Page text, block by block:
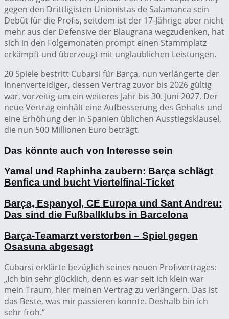
gegen den Drittligisten Unionistas de Salamanca sein
Debüt für die Profis, seitdem ist der 17-Jährige aber nicht
mehr aus der Defensive der Blaugrana wegzudenken, hat
sich in den Folgemonaten prompt einen Stammplatz
erkämpft und überzeugt mit unglaublichen Leistungen.
20 Spiele bestritt Cubarsi für Barça, nun verlängerte der
Innenverteidiger, dessen Vertrag zuvor bis 2026 gültig
war, vorzeitig um ein weiteres Jahr bis 30. Juni 2027. Der
neue Vertrag einhält eine Aufbesserung des Gehalts und
eine Erhöhung der in Spanien üblichen Ausstiegsklausel,
die nun 500 Millionen Euro beträgt.
Das könnte auch von Interesse sein
Yamal und Raphinha zaubern: Barça schlägt
Benfica und bucht Viertelfinal-Ticket
Barça, Espanyol, CE Europa und Sant Andreu:
Das sind die Fußballklubs in Barcelona
Barça-Teamarzt verstorben – Spiel gegen
Osasuna abgesagt
Cubarsi erklärte bezüglich seines neuen Profivertrages:
„Ich bin sehr glücklich, denn es war seit ich klein war
mein Traum, hier meinen Vertrag zu verlängern. Das ist
das Beste, was mir passieren konnte. Deshalb bin ich
sehr froh.“